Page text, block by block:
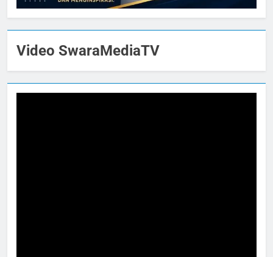
Video SwaraMediaTV